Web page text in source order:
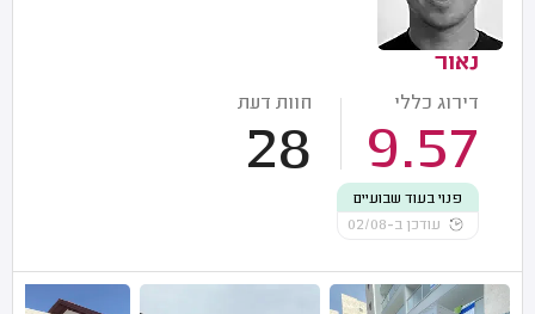
נאור
דירוג כללי
9.57
חוות דעת
28
פנוי בעוד שבועיים
עודכן ב-02/08